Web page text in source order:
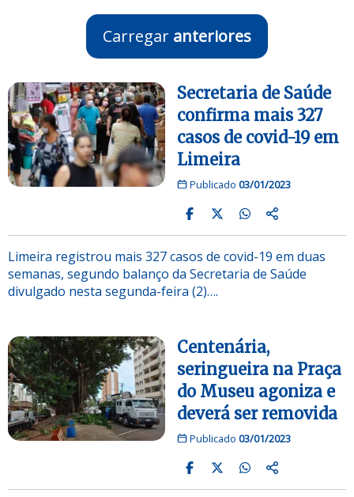
Carregar anteriores
Secretaria de Saúde
confirma mais 327
casos de covid-19 em
Limeira
Publicado 03/01/2023
Limeira registrou mais 327 casos de covid-19 em duas
semanas, segundo balanço da Secretaria de Saúde
divulgado nesta segunda-feira (2)….
Centenária,
seringueira na Praça
do Museu agoniza e
deverá ser removida
Publicado 03/01/2023